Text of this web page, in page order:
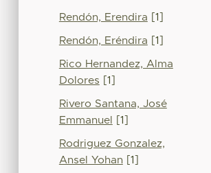
Rendón, Erendira [1]
Rendón, Eréndira [1]
Rico Hernandez, Alma
Dolores [1]
Rivero Santana, José
Emmanuel
[1]
Rodriguez Gonzalez,
Ansel Yohan [1]